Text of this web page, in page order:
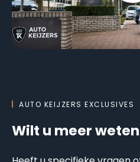
AUTO KEIJZERS EXCLUSIVES
Wilt u meer